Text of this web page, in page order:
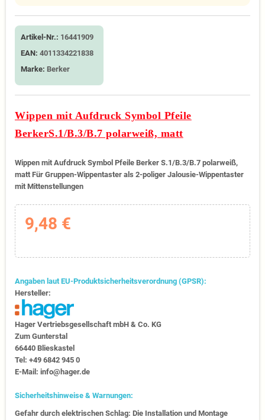
Artikel-Nr.: 16441909
EAN: 4011334221838
Marke: Berker
Wippen mit Aufdruck Symbol Pfeile
BerkerS.1/B.3/B.7 polarweiß, matt
Wippen mit Aufdruck Symbol Pfeile Berker S.1/B.3/B.7 polarweiß,
matt Für Gruppen-Wippentaster als 2-poliger Jalousie-Wippentaster
mit Mittenstellungen
9,48 €
Angaben laut EU-Produktsicherheitsverordnung (GPSR):
Hersteller:
Hager Vertriebs­ge­sell­schaft mbH & Co. KG
Zum Gunter­stal
66440 Blies­kastel
Tel: +49 6842 945 0
E-Mail: info@hager.de
Sicherheitshinweise & Warnungen:
Gefahr durch elektrischen Schlag: Die Installation und Montage